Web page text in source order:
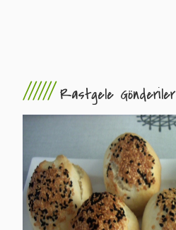
////// Rastgele Gönderiler